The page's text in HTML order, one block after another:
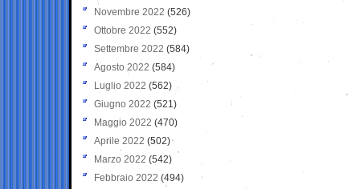
Novembre 2022 (526)
Ottobre 2022 (552)
Settembre 2022 (584)
Agosto 2022 (584)
Luglio 2022 (562)
Giugno 2022 (521)
Maggio 2022 (470)
Aprile 2022 (502)
Marzo 2022 (542)
Febbraio 2022 (494)